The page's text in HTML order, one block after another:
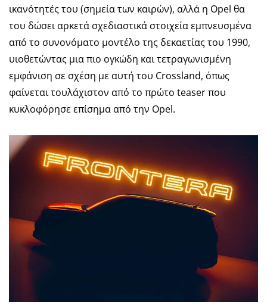
ικανότητές του (σημεία των καιρών), αλλά η Opel θα
του δώσει αρκετά σχεδιαστικά στοιχεία εμπνευσμένα
από το συνονόματο μοντέλο της δεκαετίας του 1990,
υιοθετώντας μια πιο ογκώδη και τετραγωνισμένη
εμφάνιση σε σχέση με αυτή του Crossland, όπως
φαίνεται τουλάχιστον από το πρώτο teaser που
κυκλοφόρησε επίσημα από την Opel.